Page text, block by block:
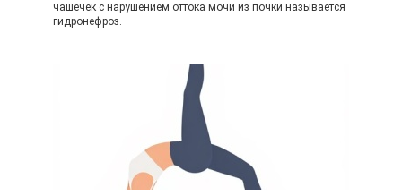
чашечек с нарушением оттока мочи из почки называется
гидронефроз.